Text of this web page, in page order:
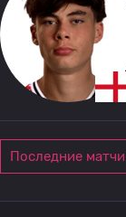
Последние матчи